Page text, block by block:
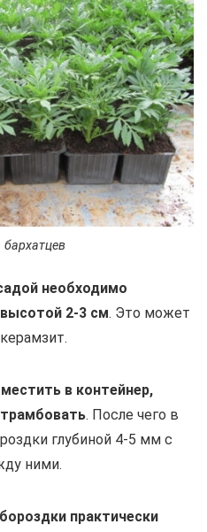
бархатцев
необходимо
2-3 см. Это может
в контейнер,
. После чего в
глубиной 4-5 мм с
ними.
практически